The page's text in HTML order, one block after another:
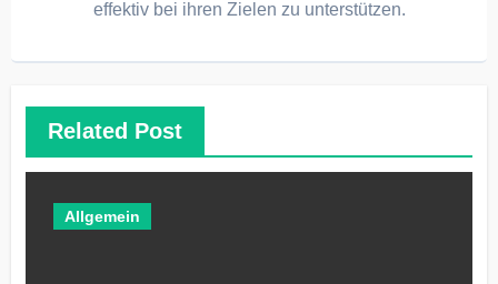
effektiv bei ihren Zielen zu unterstützen.
Related Post
Allgemein